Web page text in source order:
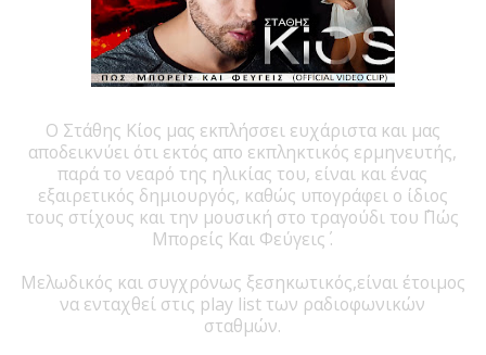
Ο Στάθης Κίος μας εκπλήσσει ευχάριστα και μας
αποδεικνύει ότι εκτός απο εκπληκτικός ερμηνευτής,
παρά το νεαρό της ηλικίας του, είναι και ένας
εξαιρετικός δημιουργός, καθώς υπογράφει ο ίδιος
τους στίχους και την μουσική στο τραγούδι του ΄΄Πώς
Μπορείς Και Φεύγεις΄ .
Μελωδικός και συγχρόνως ξεσηκωτικός,είναι έτοιμος
να ενταχθεί στις play list των ραδιοφωνικών
σταθμών.